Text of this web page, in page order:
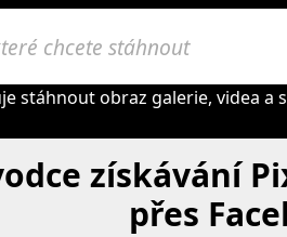
stáhnout obraz galerie, videa
získávání
přes